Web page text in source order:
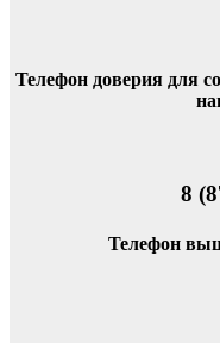
Телефон доверия для
8
Телефон